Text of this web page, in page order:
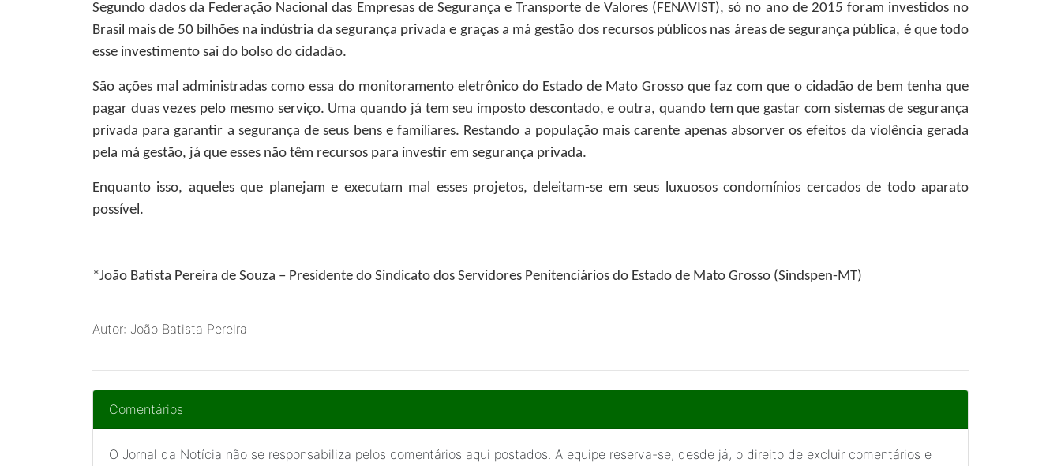
Segundo dados da Federação Nacional das Empresas de Segurança e Transporte de Valores (FENAVIST), só no ano de 2015 foram investidos no
Brasil mais de 50 bilhões na indústria da segurança privada e graças a má gestão dos recursos públicos nas áreas de segurança pública, é que todo
esse investimento sai do bolso do cidadão.
São ações mal administradas como essa do monitoramento eletrônico do Estado de Mato Grosso que faz com que o cidadão de bem tenha que
pagar duas vezes pelo mesmo serviço. Uma quando já tem seu imposto descontado, e outra, quando tem que gastar com sistemas de segurança
privada para garantir a segurança de seus bens e familiares. Restando a população mais carente apenas absorver os efeitos da violência gerada
pela má gestão, já que esses não têm recursos para investir em segurança privada.
Enquanto isso, aqueles que planejam e executam mal esses projetos, deleitam-se em seus luxuosos condomínios cercados de todo aparato
possível.
*João Batista Pereira de Souza – Presidente do Sindicato dos Servidores Penitenciários do Estado de Mato Grosso (Sindspen-MT)
Autor: João Batista Pereira
Comentários
O Jornal da Notícia não se responsabiliza pelos comentários aqui postados. A equipe reserva-se, desde já, o direito de excluir comentários e